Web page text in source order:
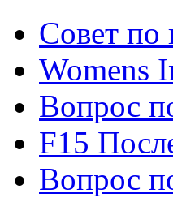
Cовет по
Womens
Вопрос
F15
Вопрос